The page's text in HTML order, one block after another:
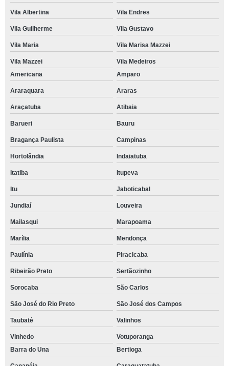
Vila Albertina Vila Endres
Vila Guilherme Vila Gustavo
Vila Maria Vila Marisa Mazzei
Vila Mazzei
Vila Medeiros
Americana
Amparo
Araraquara Araras
Araçatuba Atibaia
Barueri Bauru
Bragança Paulista Campinas
Hortolândia Indaiatuba
Itatiba Itupeva
Itu Jaboticabal
Jundiaí Louveira
Mailasqui Marapoama
Marília Mendonça
Paulínia Piracicaba
Ribeirão Preto Sertãozinho
Sorocaba São Carlos
São José do Rio Preto São José dos Campos
Taubaté Valinhos
Vinhedo
Votuporanga
Barra do Una
Bertioga